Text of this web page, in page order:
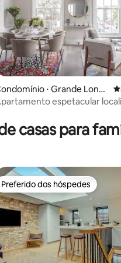
média de 5, 214
⋅ Grande Londr
espetacular
casas para
Preferido dos hóspedes
Preferido dos hóspedes